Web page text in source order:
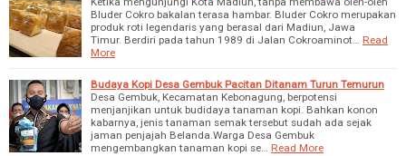
Bluder Cokro bakalan terasa hambar. Bluder Cokro merupakan
produk roti legendaris yang berasal dari Madiun, Jawa
Timur. Berdiri pada tahun 1989 di Jalan Cokroaminot… Read
More
Budaya Kopi Desa Gembuk Pacitan Ditanam Turun Temurun
Desa Gembuk, Kecamatan Kebonagung, berpotensi
menjanjikan untuk budidaya tanaman kopi. Bahkan konon
kabarnya, jenis tanaman semak tersebut sudah ada sejak
jaman penjajah Belanda.Warga Desa Gembuk
mengembangkan tanaman kopi se… Read More